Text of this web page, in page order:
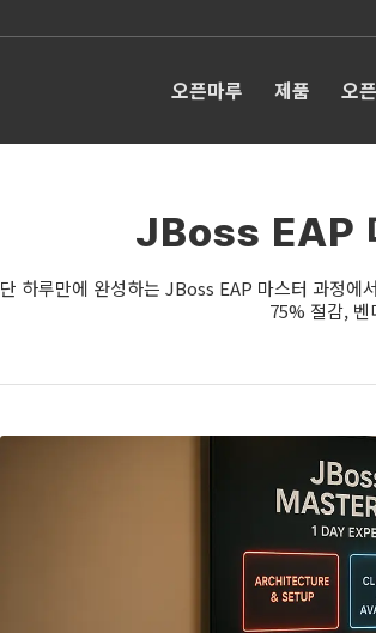
오픈마루 제품 오
JBoss EAP
단 하루만에 완성하는 JBoss EAP 마스터 과정에
75% 절감, 벤